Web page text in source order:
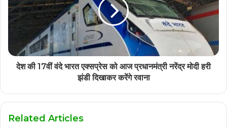
देश की 17वीं वंदे भारत एक्सप्रेस को आज प्रधानमंत्री नरेंद्र मोदी हरी
झंडी दिखाकर करेंगे रवाना
Related Articles